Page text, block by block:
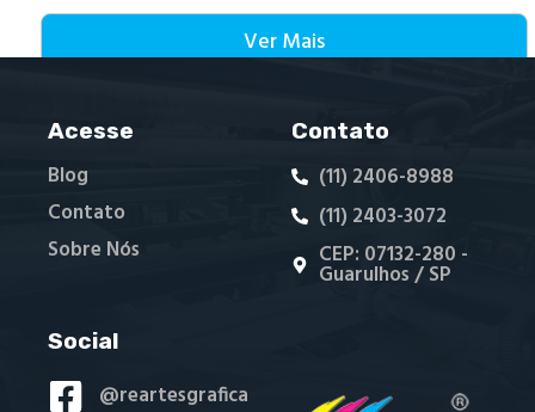
Ver Mais
Acesse
Blog
Contato
Sobre Nós
Contato
(11) 2406-8988
(11) 2403-3072
CEP: 07132-280 -
Guarulhos / SP
Social
@reartesgrafica